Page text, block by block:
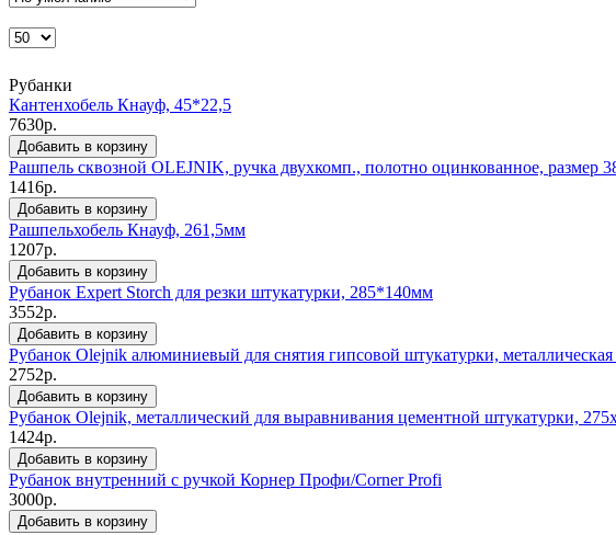
Рубанки
Кантенхобель Кнауф, 45*22,5
7630р.
Добавить в корзину
Рашпель сквозной OLEJNIK, ручка двухкомп., полотно оцинкованное, размер
1416р.
Добавить в корзину
Рашпельхобель Кнауф, 261,5мм
1207р.
Добавить в корзину
Рубанок Expert Storch для резки штукатурки, 285*140мм
3552р.
Добавить в корзину
Рубанок Olejnik алюминиевый для снятия гипсовой штукатурки,
2752р.
Добавить в корзину
Рубанок Olejnik, металлический для выравнивания цементной штукатурки,
1424р.
Добавить в корзину
Рубанок внутренний с ручкой Корнер Профи/Corner Profi
3000р.
Добавить в корзину